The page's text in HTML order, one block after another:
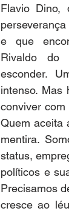
Flavio Dino,
e que
Rivaldo
esconder.
intenso. Mas
conviver
Quem aceita
mentira.
status,
políticos e
Precisamos
cresce ao